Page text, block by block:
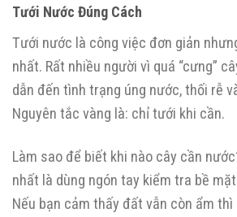
Tưới Nước Đúng Cách
Tưới nước là công việc đơn giản
nhất. Rất nhiều người vì quá “cưng”
dẫn đến tình trạng úng nước, thối rễ
Nguyên tắc vàng là: chỉ tưới khi cần.
Làm sao để biết khi nào cây cần
nhất là dùng ngón tay kiểm tra bề
Nếu bạn cảm thấy đất vẫn còn ẩm